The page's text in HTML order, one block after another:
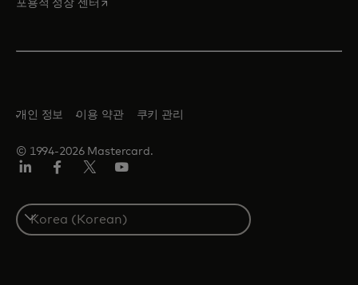
포용적 성장 센터
© 1994-2026 Mastercard.
개인 정보 이용 약관 쿠키 관리
S
e
In
ook
터/
X
브